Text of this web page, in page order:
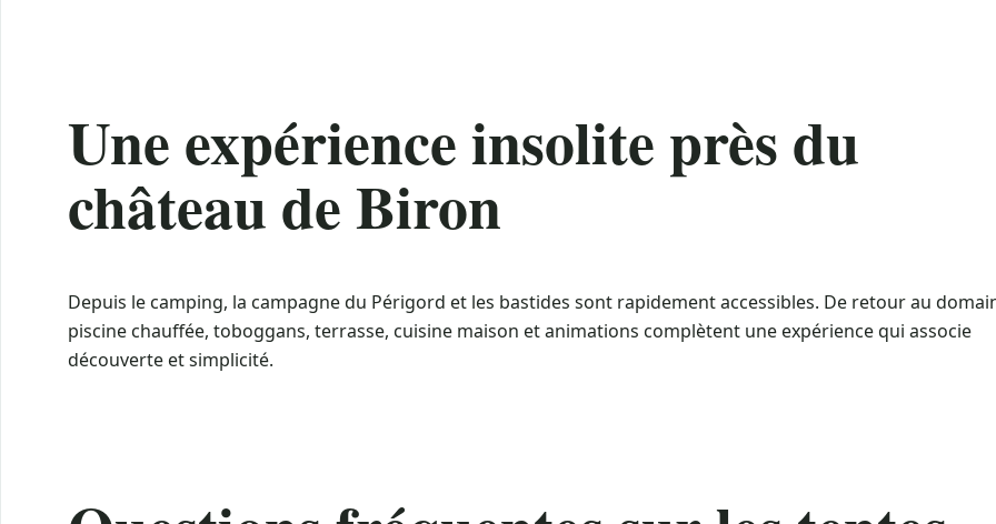
Une expérience insolite près du
château de Biron
Depuis le camping, la campagne du Périgord et les bastides sont rapidement accessibles. De retour au
piscine chauffée, toboggans, terrasse, cuisine maison et animations complètent une expérience qui associe
découverte et simplicité.